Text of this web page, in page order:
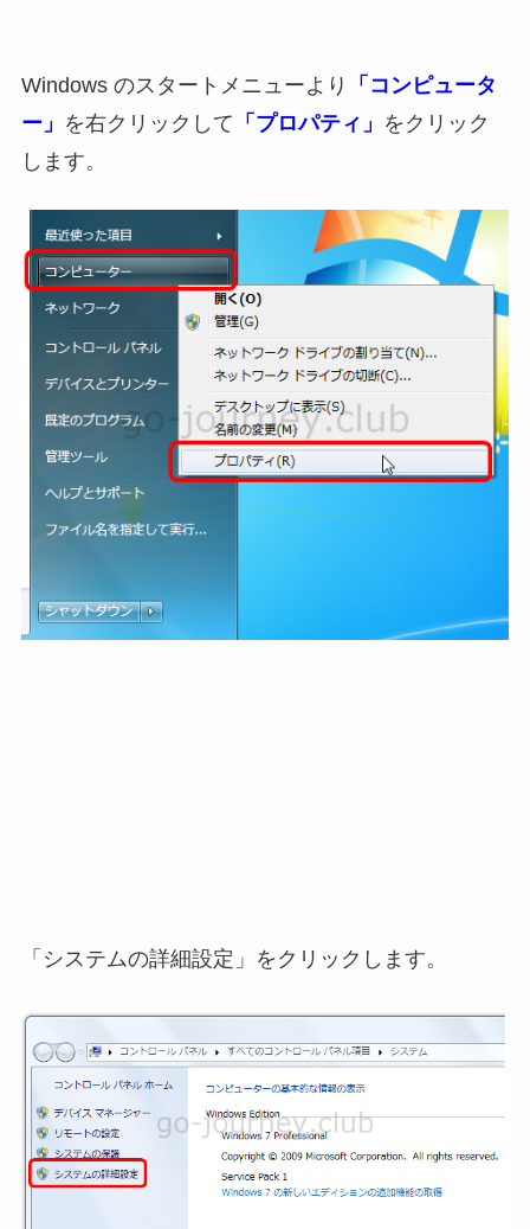
Windows のスタートメニューより
「コンピュータ
ー」 を右クリックして 「プロパティ」 をクリック
します。
「システムの詳細設定」をクリックします。